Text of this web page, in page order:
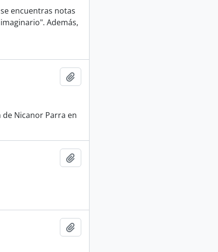
encuentras notas
Además,
Nicanor Parra en